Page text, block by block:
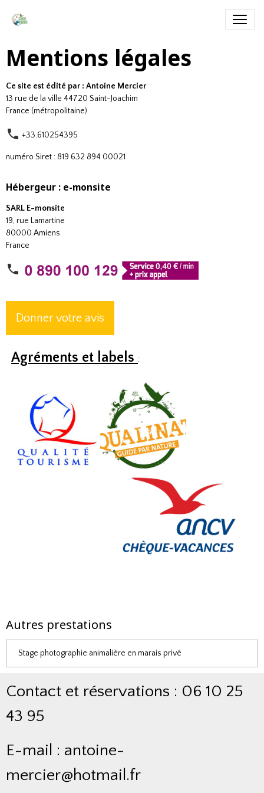
Mentions légales
Ce site est édité par : Antoine Mercier
13 rue de la ville 44720 Saint-Joachim
France (métropolitaine)
+33.610254395
numéro Siret : 819 632 894 00021
Hébergeur : e-monsite
SARL E-monsite
19, rue Lamartine
80000 Amiens
France
Donner votre avis
Agréments et labels :
Autres prestations
Stage photographie animalière en marais privé
Contact et réservations : 06 10 25
43 95
E-mail : antoine-
mercier@hotmail.fr